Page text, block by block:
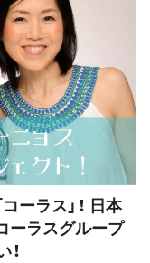
ーラス」！ 日本
ーラスグループ